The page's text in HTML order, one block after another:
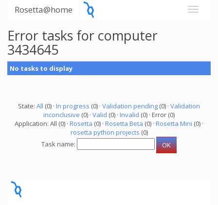
Rosetta@home
Error tasks for computer
3434645
No tasks to display
State: All (0) · In progress (0) · Validation pending (0) · Validation
inconclusive (0) · Valid (0) · Invalid (0) · Error (0)
Application: All (0) · Rosetta (0) · Rosetta Beta (0) · Rosetta Mini (0) ·
rosetta python projects (0)
Task name: